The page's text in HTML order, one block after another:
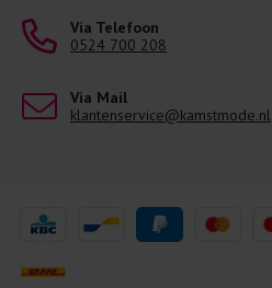
Via Telefoon
0524 700 208
Via Mail
klantenservice@kamstmode.nl